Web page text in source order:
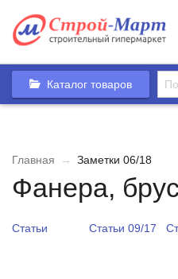
Каталог товаров
Главная → Заметки 06/18
Фанера,
Статьи Статьи 09/17